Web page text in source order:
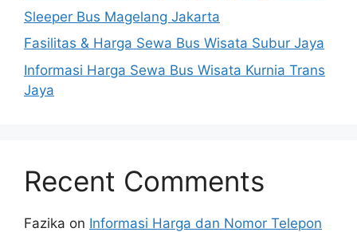
Sleeper Bus Magelang Jakarta
Fasilitas & Harga Sewa Bus Wisata Subur Jaya
Informasi Harga Sewa Bus Wisata Kurnia Trans
Jaya
Recent Comments
Fazika on Informasi Harga dan Nomor Telepon